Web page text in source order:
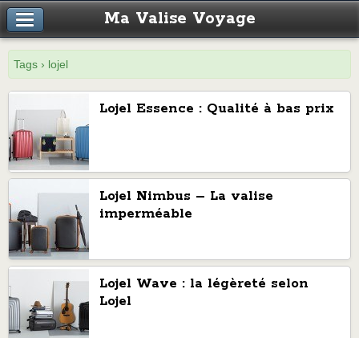
Ma Valise Voyage
Tags › lojel
Lojel Essence : Qualité à bas prix
Lojel Nimbus – La valise
imperméable
Lojel Wave : la légèreté selon
Lojel